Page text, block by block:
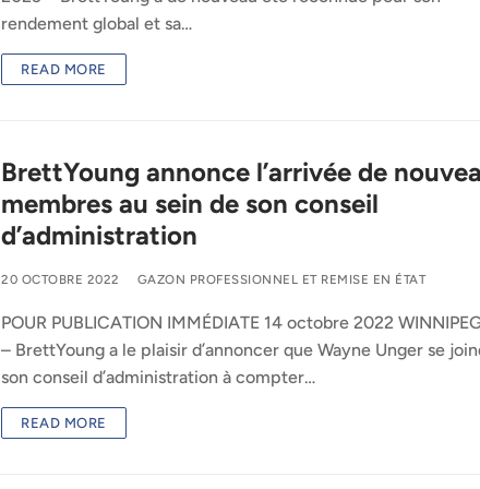
rendement global et sa…
READ MORE
BrettYoung annonce l’arrivée de
membres au sein de son conseil
d’administration
20 OCTOBRE 2022 GAZON PROFESSIONNEL ET REMISE EN ÉTAT
POUR PUBLICATION IMMÉDIATE 14 octobre 2022
– BrettYoung a le plaisir d’annoncer que Wayne Unger se
son conseil d’administration à compter…
READ MORE